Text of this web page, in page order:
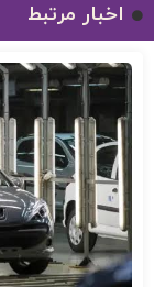
اخبار مرتبط